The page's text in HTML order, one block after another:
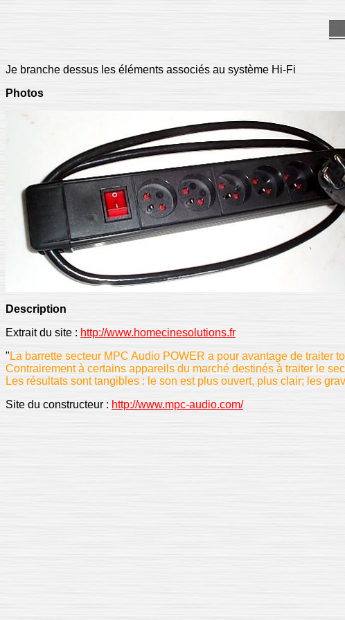
Je branche dessus les éléments associés au système Hi-Fi
Photos
Description
Extrait du site : http://www.homecinesolutions.fr
" La barrette secteur MPC Audio POWER a pour avantage de traiter
Contrairement à certains appareils du marché destinés à traiter le
Les résultats sont tangibles : le son est plus ouvert, plus clair; les
Site du constructeur : http://www.mpc-audio.com/